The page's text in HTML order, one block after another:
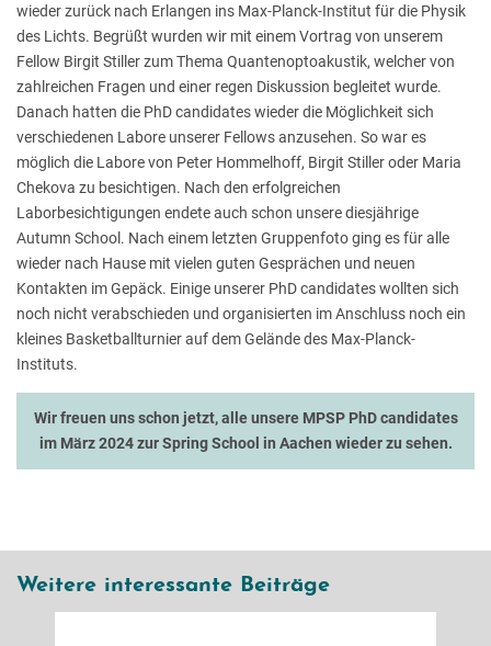
wieder zurück nach Erlangen ins Max-Planck-Institut für die Physik
des Lichts. Begrüßt wurden wir mit einem Vortrag von unserem
Fellow Birgit Stiller zum Thema Quantenoptoakustik, welcher von
zahlreichen Fragen und einer regen Diskussion begleitet wurde.
Danach hatten die PhD candidates wieder die Möglichkeit sich
verschiedenen Labore unserer Fellows anzusehen. So war es
möglich die Labore von Peter Hommelhoff, Birgit Stiller oder Maria
Chekova zu besichtigen. Nach den erfolgreichen
Laborbesichtigungen endete auch schon unsere diesjährige
Autumn School. Nach einem letzten Gruppenfoto ging es für alle
wieder nach Hause mit vielen guten Gesprächen und neuen
Kontakten im Gepäck. Einige unserer PhD candidates wollten sich
noch nicht verabschieden und organisierten im Anschluss noch ein
kleines Basketballturnier auf dem Gelände des Max-Planck-
Instituts.
Wir freuen uns schon jetzt, alle unsere MPSP PhD candidates
im März 2024 zur Spring School in Aachen wieder zu sehen.
Weitere interessante Beiträge